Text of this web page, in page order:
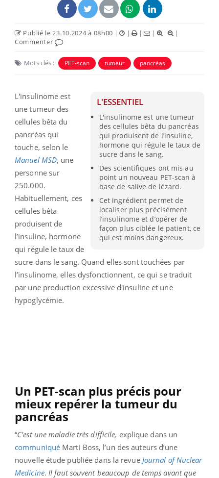
Publié le 23.10.2024 à 08h00 | | | |
|
Commenter
Mots clés : PET-scan tumeur pancréas
L'ESSENTIEL
L'insulinome est une tumeur
des cellules bêta du pancréas
qui produisent de l’insuline,
hormone qui régule le taux de
sucre dans le sang.
Des scientifiques ont mis au
point un nouveau PET-scan à
base de salive de lézard.
Cet ingrédient permet de
localiser plus précisément
l’insulinome et d’opérer de
façon plus ciblée le patient, ce
qui est moins dangereux.
L'insulinome est
une tumeur des
cellules bêta du
pancréas qui
touche, selon le
Manuel MSD, une
personne sur
250.000.
Habituellement, ces
cellules bêta
produisent de
l’insuline, hormone
qui régule le taux de
sucre dans le sang. Quand elles sont touchées par
l’insulinome, elles dysfonctionnent, ce qui se traduit
par une production excessive d'insuline et une
hypoglycémie.
Un PET-scan plus précis pour
mieux repérer la tumeur du
pancréas
“C'est une maladie très difficile, explique dans un
communiqué Marti Boss, l’un des auteurs d’une
nouvelle étude publiée dans la revue Journal of Nuclear
Medicine. Il faut souvent beaucoup de temps avant que